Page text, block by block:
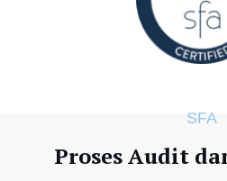
SFA
Proses Audit